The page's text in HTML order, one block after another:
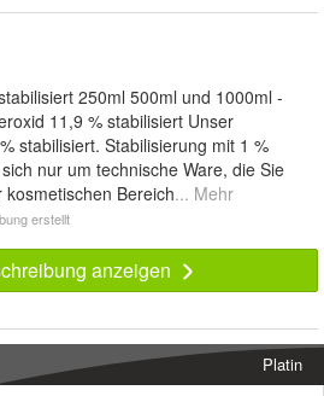
250ml 500ml und 1000ml -
11,9 % stabilisiert Unser
stabilisiert. Stabilisierung mit 1 %
nur um technische Ware, die Sie
Bereich... Mehr
erstellt
anzeigen
Platin